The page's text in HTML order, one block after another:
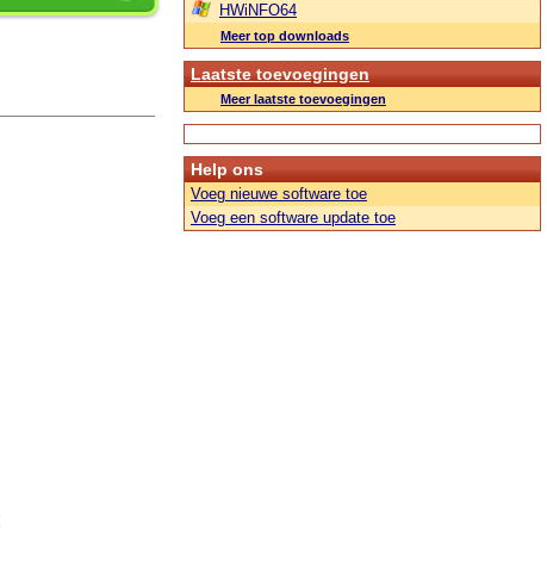
HWiNFO64
Meer top downloads
Laatste toevoegingen
Meer laatste toevoegingen
Help ons
Voeg nieuwe software toe
Voeg een software update toe